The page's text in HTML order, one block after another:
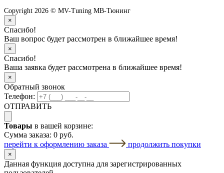
Copyright 2026 © MV-Tuning МВ-Тюнинг
×
Спасибо!
Ваш вопрос будет рассмотрен в ближайшее время!
×
Спасибо!
Ваша заявка будет рассмотрена в ближайшее время!
×
Обратный звонок
Телефон:
ОТПРАВИТЬ
Товары в вашей корзине:
Сумма заказа: 0 руб.
перейти к оформлению заказа
продолжить покупки
×
Данная функция доступна для зарегистрированных